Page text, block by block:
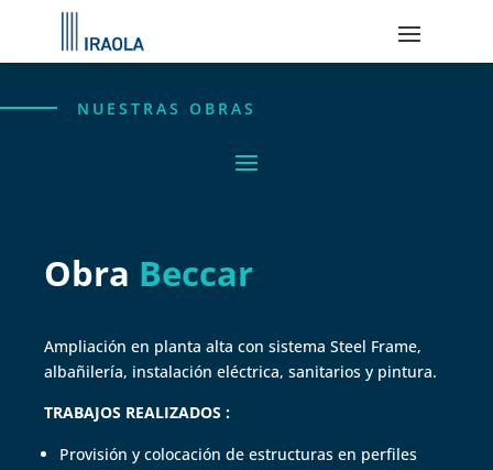
NUESTRAS OBRAS
Obra Beccar
Ampliación en planta alta con sistema Steel Frame,
albañilería, instalación eléctrica, sanitarios y pintura.
TRABAJOS REALIZADOS :
Provisión y colocación de estructuras en perfiles